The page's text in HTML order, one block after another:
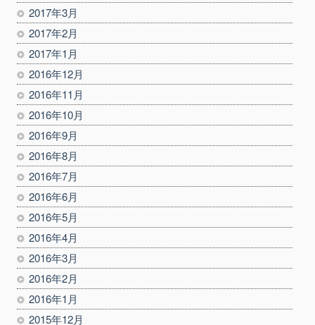
2017年3月
2017年2月
2017年1月
2016年12月
2016年11月
2016年10月
2016年9月
2016年8月
2016年7月
2016年6月
2016年5月
2016年4月
2016年3月
2016年2月
2016年1月
2015年12月